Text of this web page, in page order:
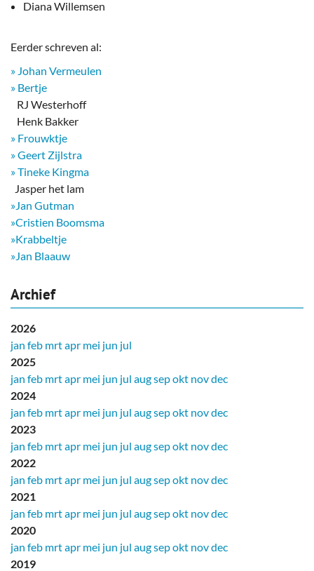
Diana Willemsen
Eerder schreven al:
» Johan Vermeulen
» Bertje
RJ Westerhoff
Henk Bakker
» Frouwktje
» Geert Zijlstra
» Tineke Kingma
​ Jasper het lam
»Jan Gutman
»Cristien Boomsma
»Krabbeltje
»Jan Blaauw
Archief
2026
jan feb mrtapr mei jun jul
2025
jan feb mrtapr mei jun jul augsepokt novdec
2024
jan feb mrtapr mei jun jul augsepokt novdec
2023
jan feb mrtapr mei jun jul augsepokt novdec
2022
jan feb mrtapr mei jun jul augsepokt novdec
2021
jan feb mrtapr mei jun jul augsepokt novdec
2020
jan feb mrtapr mei jun jul augsepokt novdec
2019